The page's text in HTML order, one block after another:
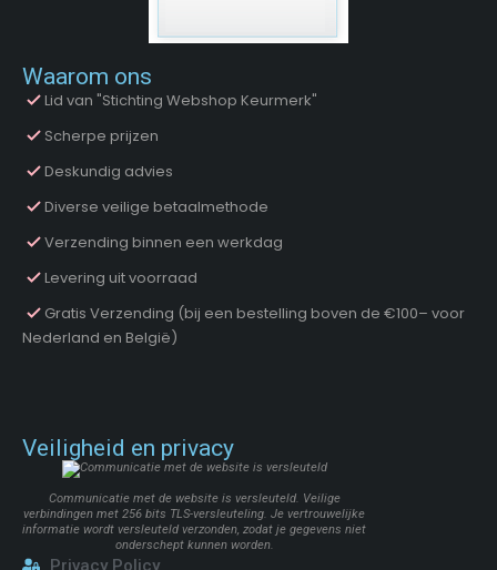
Waarom ons
Lid van "Stichting Webshop Keurmerk"
Scherpe prijzen
Deskundig advies
Diverse veilige betaalmethode
Verzending binnen een werkdag
Levering uit voorraad
Gratis Verzending (bij een bestelling boven de €100– voor
Nederland en België)
Veiligheid en privacy
Communicatie met de website is versleuteld. Veilige
verbindingen met 256 bits TLS-versleuteling. Je vertrouwelijke
informatie wordt versleuteld verzonden, zodat je gegevens niet
onderschept kunnen worden.
Privacy Policy